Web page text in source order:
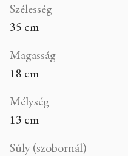
Szélesség
35 cm
Magasság
18 cm
Mélység
13 cm
Súly (szobornál)